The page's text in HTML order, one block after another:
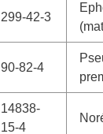
299-42-3
90-82-4
14838-
15-4